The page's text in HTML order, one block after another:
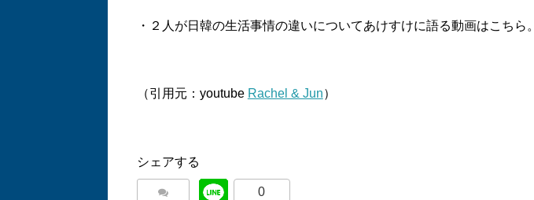
・２人が日韓の生活事情の違いについてあけすけに語る動画はこちら。
（引用元：youtube Rachel & Jun）
シェアする
0